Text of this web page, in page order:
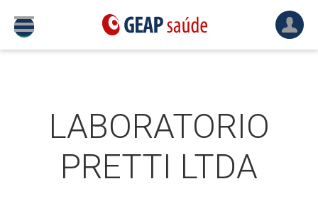
LABORATORIO
PRETTI LTDA